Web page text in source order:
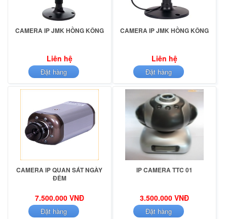
CAMERA IP JMK HỒNG KÔNG
Liên hệ
Đặt hàng
CAMERA IP JMK HỒNG KÔNG
Liên hệ
Đặt hàng
CAMERA IP QUAN SÁT NGÀY
ĐÊM
7.500.000 VNĐ
Đặt hàng
IP CAMERA TTC 01
3.500.000 VNĐ
Đặt hàng